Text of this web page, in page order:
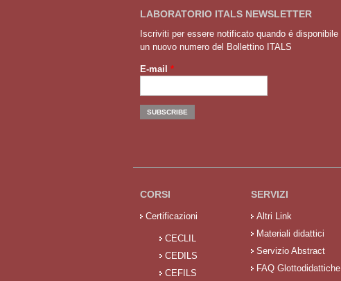
LABORATORIO ITALS NEWSLETTER
Iscriviti per essere notificato quando é disponibile
un nuovo numero del Bollettino ITALS
E-mail *
CORSI
Certificazioni
CECLIL
CEDILS
CEFILS
SERVIZI
Altri Link
Materiali didattici
Servizio Abstract
FAQ Glottodidattiche